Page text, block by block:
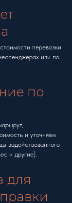
перевозки
или по
по
и уточняем
задействованного
и другие).
для